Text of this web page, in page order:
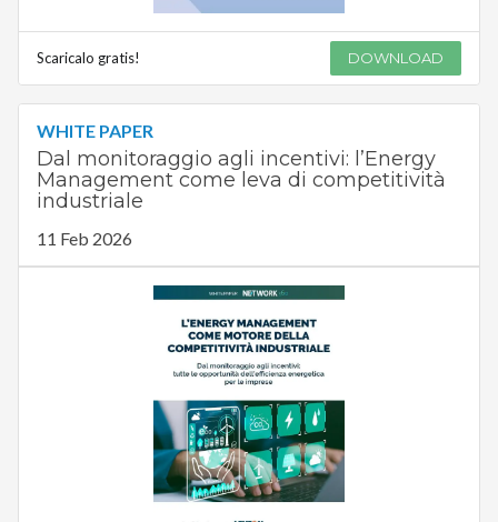
Scaricalo gratis! DOWNLOAD
WHITE PAPER
Dal monitoraggio agli incentivi: l’Energy
Management come leva di competitività
industriale
11 Feb 2026